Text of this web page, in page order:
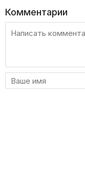
Комментарии